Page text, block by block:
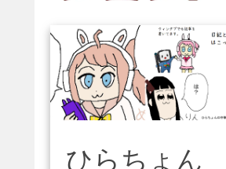
ひらちょん